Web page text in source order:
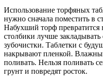
Использование торфяных
нужно сначала поместить в
Набухший торф превратится
столбики лучше
зубочистки. Таблетки с
накрывают пленкой.
поливать. Нельзя поливать
грунт и повредят росток.